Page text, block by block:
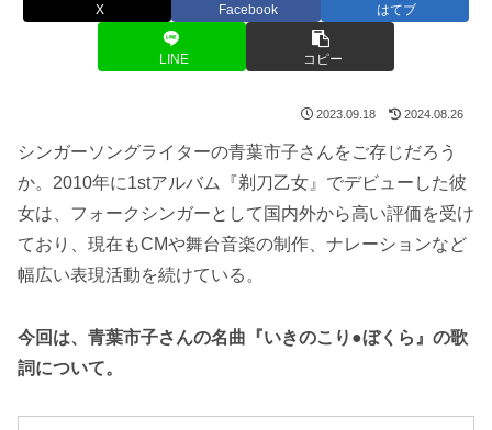
X Facebook はてブ
LINE コピー
2023.09.18 2024.08.26
シンガーソングライターの青葉市子さんをご存じだろう
か。2010年に1stアルバム『剃刀乙女』でデビューした彼
女は、フォークシンガーとして国内外から高い評価を受け
ており、現在もCMや舞台音楽の制作、ナレーションなど
幅広い表現活動を続けている。
今回は、青葉市子さんの名曲『いきのこり●ぼくら』の歌
詞について。